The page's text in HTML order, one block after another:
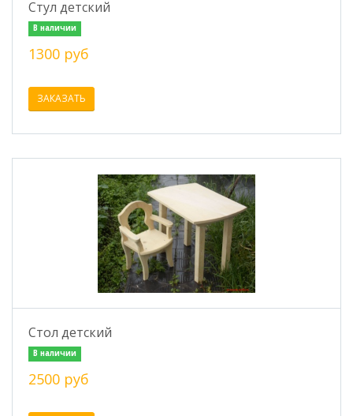
Стул детский
В наличии
1300 руб
ЗАКАЗАТЬ
Стол детский
В наличии
2500 руб